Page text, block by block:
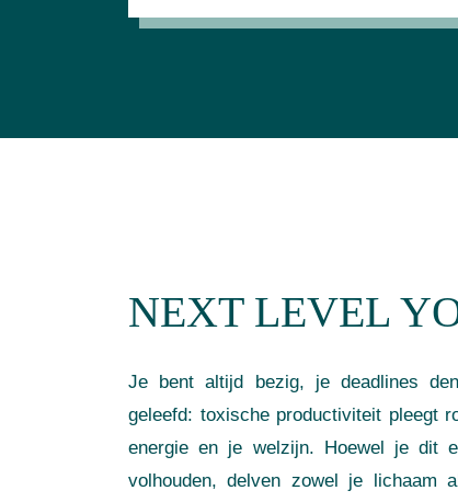
NEXT LEVEL
Je bent altijd bezig, je deadlines
geleefd: toxische productiviteit pleegt
energie en je welzijn. Hoewel je dit
volhouden, delven zowel je lichaam